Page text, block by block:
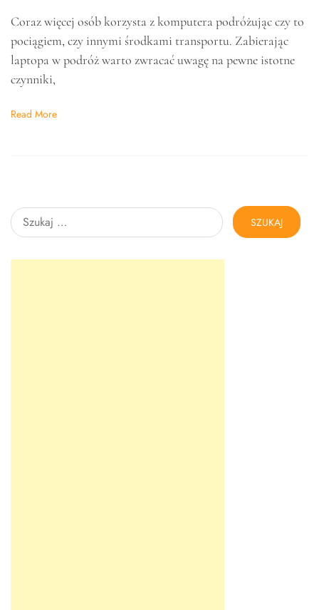
Coraz więcej osób korzysta z komputera podróżując czy to
pociągiem, czy innymi środkami transportu. Zabierając
laptopa w podróż warto zwracać uwagę na pewne istotne
czynniki,
Read More
Szukaj: